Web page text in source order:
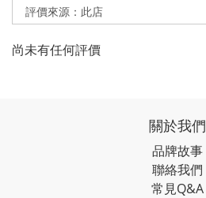
尚未有任何評價
關於我們
品牌故事
聯絡我們
常見Q&A